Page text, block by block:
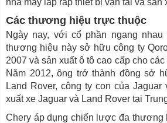
nhà máy lắp ráp thiết bị vận tải và sản
Các thương hiệu trực thuộc
Ngày nay, với cổ phần ngang
thương hiệu này sở hữu công ty
2007 và sản xuất ô tô cao cấp cho
Năm 2012, ông trở thành đồng sở
Land Rover, công ty con của Jaguar
xuất xe Jaguar và Land Rover tại
Chery áp dụng chiến lược đa thương